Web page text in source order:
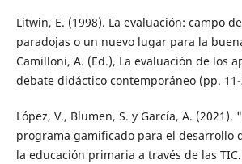
Litwin, E. (1998). La evaluación: campo
paradojas o un nuevo lugar para la
Camilloni, A. (Ed.), La evaluación de los
debate didáctico contemporáneo (pp. 11-
López, V., Blumen, S. y García, A. (2021).
programa gamificado para el desarrollo
la educación primaria a través de las